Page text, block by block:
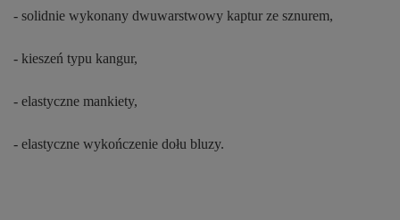
- solidnie wykonany dwuwarstwowy kaptur ze sznurem,
- kieszeń typu kangur,
- elastyczne mankiety,
- elastyczne wykończenie dołu bluzy.